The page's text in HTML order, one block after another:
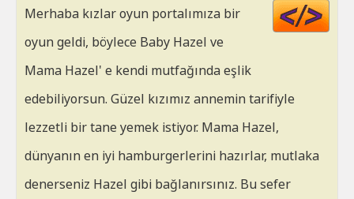
Merhaba kızlar oyun portalımıza bir
oyun geldi, böylece Baby Hazel ve
Mama Hazel' e kendi mutfağında eşlik
edebiliyorsun. Güzel kızımız annemin tarifiyle
lezzetli bir tane yemek istiyor. Mama Hazel,
dünyanın en iyi hamburgerlerini hazırlar, mutlaka
denerseniz Hazel gibi bağlanırsınız. Bu sefer